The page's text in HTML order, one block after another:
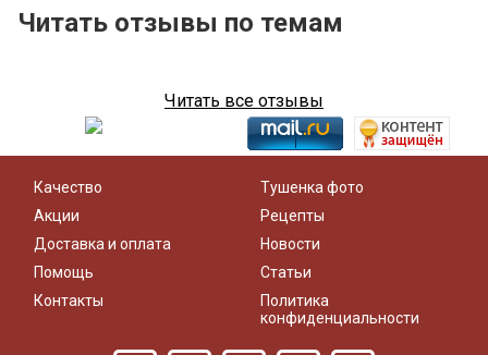
Читать отзывы по темам
Читать все отзывы
Качество
Акции
Доставка и оплата
Помощь
Контакты
Тушенка фото
Рецепты
Новости
Статьи
Политика
конфиденциальности